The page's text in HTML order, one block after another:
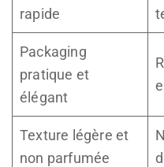
rapide
Packaging
pratique et
élégant
Texture légère et
non parfumée